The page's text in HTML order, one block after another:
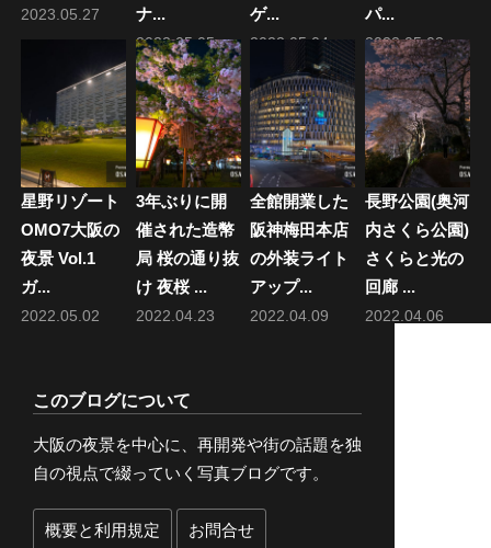
2023.05.27
ナ...
2022.05.05
ゲ...
2022.05.04
パ...
2022.05.03
星野リゾート
OMO7大阪の
夜景 Vol.1
ガ...
2022.05.02
3年ぶりに開
催された造幣
局 桜の通り抜
け 夜桜 ...
2022.04.23
全館開業した
阪神梅田本店
の外装ライト
アップ...
2022.04.09
長野公園(奥河
内さくら公園)
さくらと光の
回廊 ...
2022.04.06
このブログについて
大阪の夜景を中心に、再開発や街の話題を独
自の視点で綴っていく写真ブログです。
概要と利用規定 お問合せ